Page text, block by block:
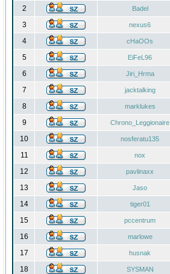
2 Badel
3 nexus6
4 cHaOOs
5 EiFeL96
6
Jiri_Hrma
7 jacktalking
8 marklukes
9 Chrono_Leggionaire
10 nosferatu135
11 nox
12 pavlinaxx
13 Jaso
14 tiger01
15 pccentrum
16 marlowe
17 husnak
18 SYSMAN